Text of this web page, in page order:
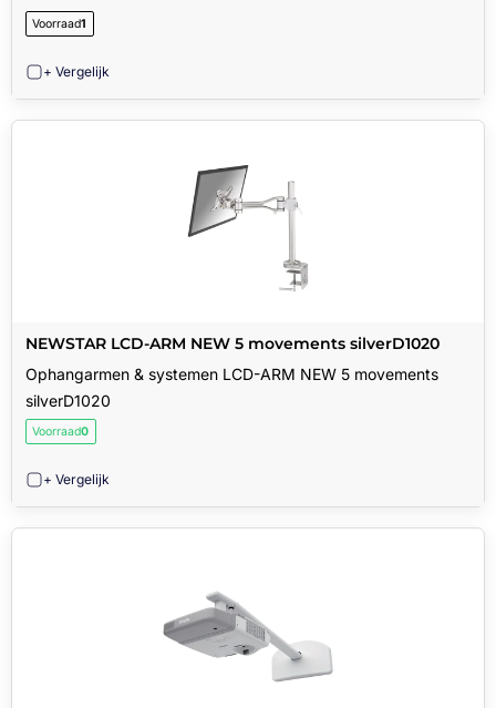
Voorraad1
+ Vergelijk
NEWSTAR LCD-ARM NEW 5 movements silverD1020
Ophangarmen & systemen LCD-ARM NEW 5 movements
silverD1020
Voorraad0
+ Vergelijk